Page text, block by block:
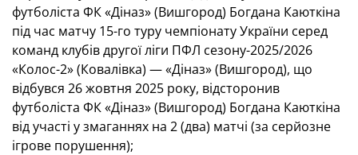
футболіста ФК «Діназ» (Вишгород) Богдана Каюткіна
під час матчу 15-го туру чемпіонату України серед
команд клубів другої ліги ПФЛ сезону-2025/2026
«Колос-2» (Ковалівка) — «Діназ» (Вишгород), що
відбувся 26 жовтня 2025 року, відсторонив
футболіста ФК «Діназ» (Вишгород) Богдана Каюткіна
від участі у змаганнях на 2 (два) матчі (за серйозне
ігрове порушення);